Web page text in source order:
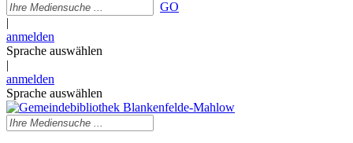
GO
|
anmelden
Sprache auswählen
|
anmelden
Sprache auswählen